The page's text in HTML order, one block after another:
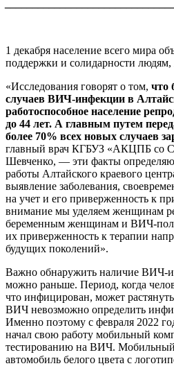
1 декабря население всего мира
поддержки и солидарности
«Исследования говорят о том, что
случаев ВИЧ-инфекции в
работоспособное население
до 44 лет. А главным путем пере
более 70% всех новых случаев
главный врач КГБУЗ «АКЦПБ со
Шевченко, — эти факты
работы Алтайского краевого
выявление заболевания,
на учет и его приверженность к
внимание мы уделяем женщинам
беременным женщинам и ВИЧ-
их приверженность к терапии
будущих поколений».
Важно обнаружить наличие ВИЧ-
можно раньше. Период, когда
что инфицирован, может
ВИЧ невозможно определить
Именно поэтому с февраля 2022
начал свою работу мобильный
тестированию на ВИЧ.
автомобиль белого цвета с